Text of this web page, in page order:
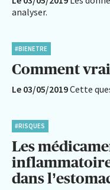
analyser.
#BIENETRE
Comment
Le 03/05/2019Cette
#RISQUES
Les
dans